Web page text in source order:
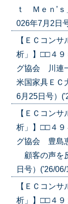
ｔ Ｍｅｎ’
026年7月2日
【ＥＣコン
析」】□□４
グ協会 川連
米国家具ＥＣ
6月25日号）
【ＥＣコン
析」】□□４
グ協会 豊島
顧客の声を
日号）('26/06/
【ＥＣコン
析」】□□４